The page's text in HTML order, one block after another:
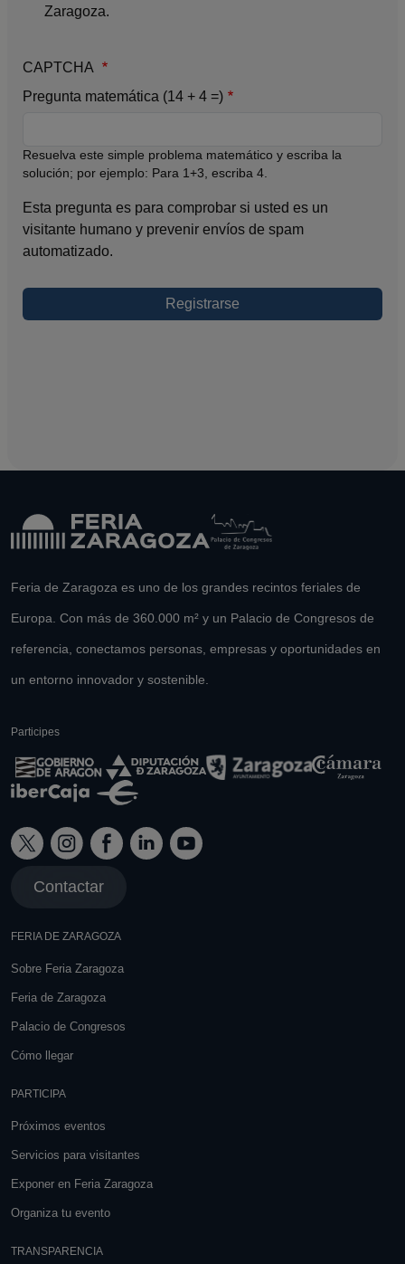
Zaragoza.
CAPTCHA
Pregunta matemática (14 + 4 =)
Resuelva este simple problema matemático y escriba la
solución; por ejemplo: Para 1+3, escriba 4.
Esta pregunta es para comprobar si usted es un
visitante humano y prevenir envíos de spam
automatizado.
Feria de Zaragoza es uno de los grandes recintos feriales de
Europa. Con más de 360.000 m² y un Palacio de Congresos de
referencia, conectamos personas, empresas y oportunidades en
un entorno innovador y sostenible.
Participes
Contactar
FERIA DE ZARAGOZA
Sobre Feria Zaragoza
Feria de Zaragoza
Palacio de Congresos
Cómo llegar
PARTICIPA
Próximos eventos
Servicios para visitantes
Exponer en Feria Zaragoza
Organiza tu evento
TRANSPARENCIA